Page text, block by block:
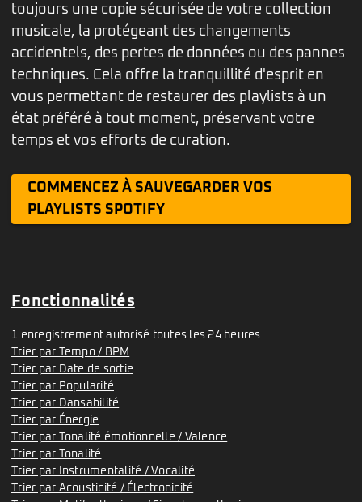
toujours une copie sécurisée de votre collection
musicale, la protégeant des changements
accidentels, des pertes de données ou des pannes
techniques. Cela offre la tranquillité d'esprit en
vous permettant de restaurer des playlists à un
état préféré à tout moment, préservant votre
temps et vos efforts de curation.
COMMENCEZ À SAUVEGARDER VOS
PLAYLISTS SPOTIFY
Fonctionnalités
1 enregistrement autorisé toutes les 24 heures
Trier par Tempo / BPM
Trier par Date de sortie
Trier par Popularité
Trier par Dansabilité
Trier par Énergie
Trier par Tonalité émotionnelle / Valence
Trier par Tonalité
Trier par Instrumentalité / Vocalité
Trier par Acousticité / Électronicité